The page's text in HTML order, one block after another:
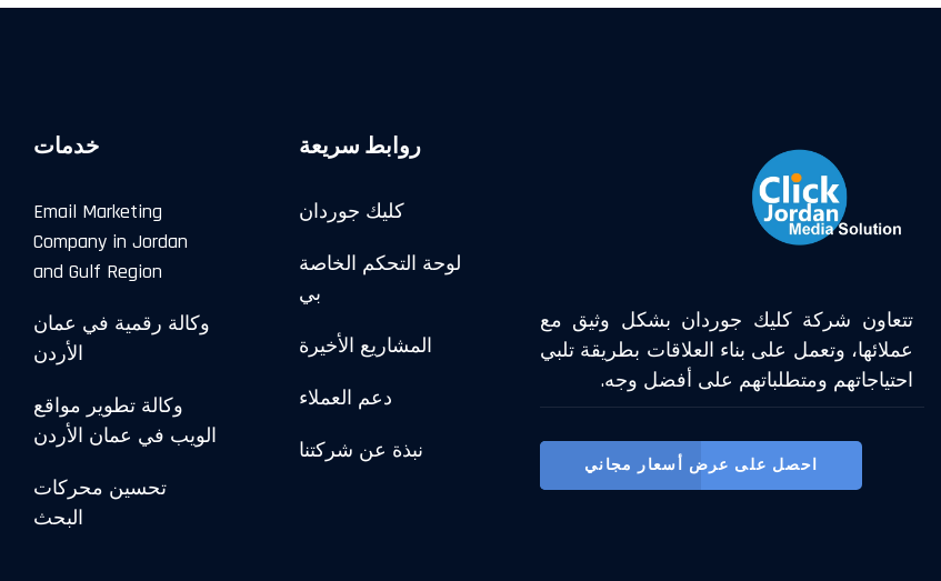
تتعاون شركة كليك جوردان بشكل وثيق مع
عملائها، وتعمل على بناء العلاقات بطريقة تلبي
احتياجاتهم ومتطلباتهم على أفضل وجه.
احصل على عرض أسعار مجاني
روابط سريعة
كليك جوردان
لوحة التحكم الخاصة
بي
المشاريع الأخيرة
دعم العملاء
نبذة عن شركتنا
خدمات
Email Marketing
Company in Jordan
and Gulf Region
وكالة رقمية في عمان
الأردن
وكالة تطوير مواقع
الويب في عمان الأردن
تحسين محركات
البحث